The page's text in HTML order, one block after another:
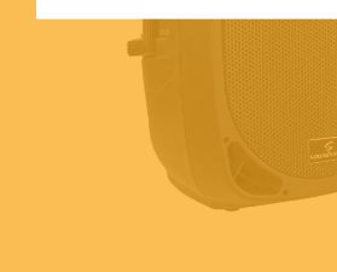
SOUNDSATION SOUNDCARE
info@frenexport.it